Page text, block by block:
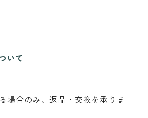
いて
場合のみ、返品・交換を承りま